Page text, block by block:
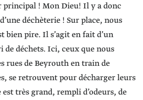
principal ! Mon Dieu! Il y a donc
déchèterie ! Sur place, nous
bien pire. Il s’agit en fait d’un
de déchets. Ici, ceux que nous
rues de Beyrouth en train de
se retrouvent pour décharger leurs
est très grand, rempli d’odeurs, de